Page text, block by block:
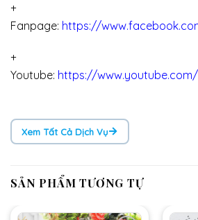
+
Fanpage: https://
+
Youtube: https://www.youtube.com/
Xem Tất Cả Dịch Vụ
SẢN PHẨM TƯƠNG TỰ